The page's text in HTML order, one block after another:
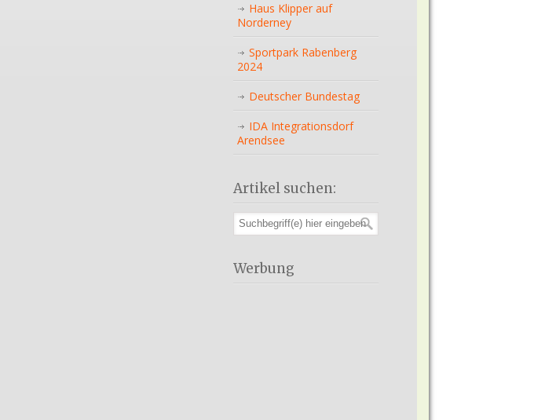
Haus Klipper auf
Norderney
Sportpark Rabenberg
2024
Deutscher Bundestag
IDA Integrationsdorf
Arendsee
Artikel suchen:
Werbung